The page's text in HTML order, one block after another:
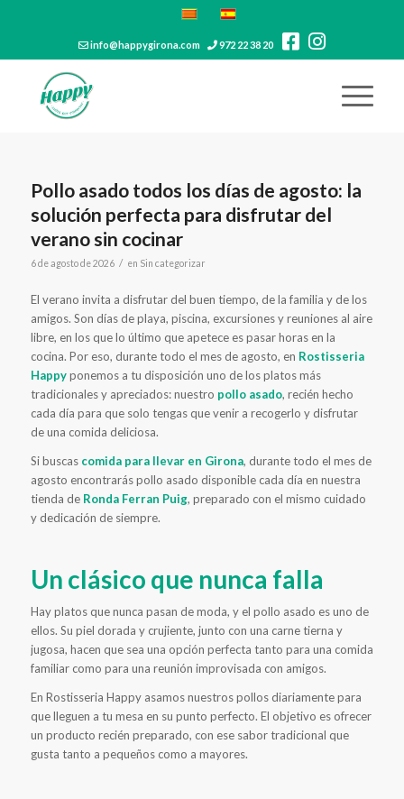
info@happygirona.com 972 22 38 20
Pollo asado todos los días de agosto: la
solución perfecta para disfrutar del
verano sin cocinar
6 de agosto de 2026 / en Sin categorizar
El verano invita a disfrutar del buen tiempo, de la familia y de los
amigos. Son días de playa, piscina, excursiones y reuniones al aire
libre, en los que lo último que apetece es pasar horas en la
cocina. Por eso, durante todo el mes de agosto, en Rostisseria
Happyponemos a tu disposición uno de los platos más
tradicionales y apreciados: nuestro pollo asado, recién hecho
cada día para que solo tengas que venir a recogerlo y disfrutar
de una comida deliciosa.
Si buscas comida para llevar en Girona, durante todo el mes de
agosto encontrarás pollo asado disponible cada día en nuestra
tienda de Ronda Ferran Puig, preparado con el mismo cuidado
y dedicación de siempre.
Un clásico que nunca falla
Hay platos que nunca pasan de moda, y el pollo asado es uno de
ellos. Su piel dorada y crujiente, junto con una carne tierna y
jugosa, hacen que sea una opción perfecta tanto para una comida
familiar como para una reunión improvisada con amigos.
En Rostisseria Happy asamos nuestros pollos diariamente para
que lleguen a tu mesa en su punto perfecto. El objetivo es ofrecer
un producto recién preparado, con ese sabor tradicional que
gusta tanto a pequeños como a mayores.